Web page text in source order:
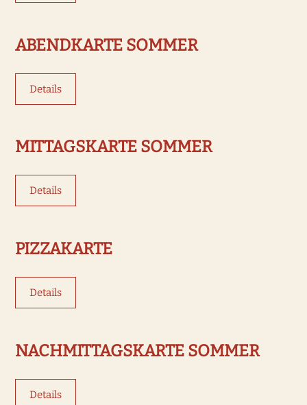
ABENDKARTE SOMMER
Details
MITTAGSKARTE SOMMER
Details
PIZZAKARTE
Details
NACHMITTAGSKARTE SOMMER
Details